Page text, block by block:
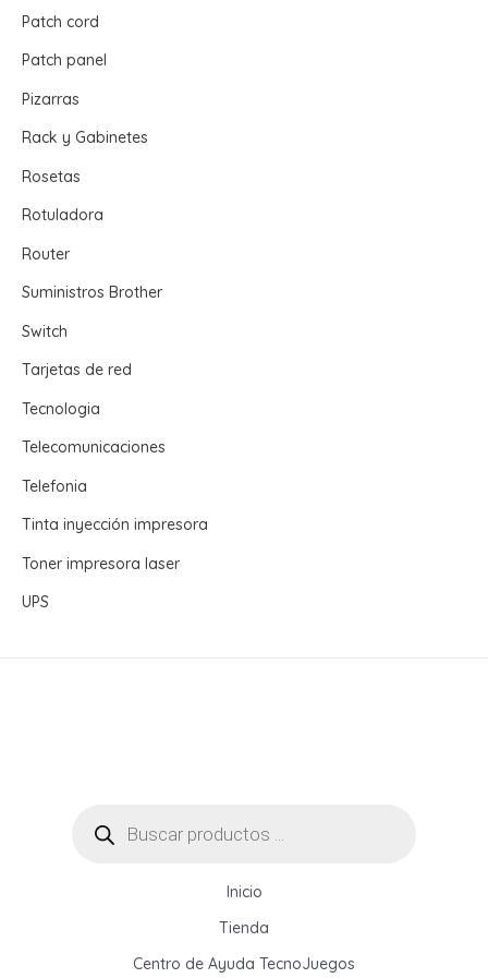
Patch cord
Patch panel
Pizarras
Rack y Gabinetes
Rosetas
Rotuladora
Router
Suministros Brother
Switch
Tarjetas de red
Tecnologia
Telecomunicaciones
Telefonia
Tinta inyección impresora
Toner impresora laser
UPS
productos
Inicio
Tienda
Centro de Ayuda TecnoJuegos